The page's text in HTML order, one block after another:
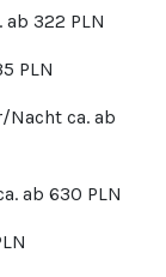
322 PLN
PLN
Nacht ca. ab
ab 630 PLN